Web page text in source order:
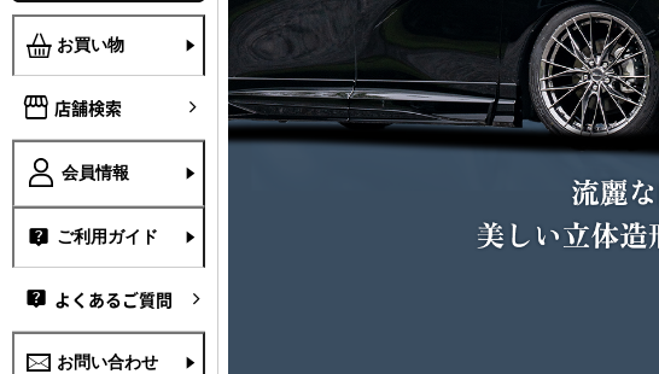
お買い物
店舗検索
会員情報
ご利用ガイド
よくあるご質問
お問い合わせ